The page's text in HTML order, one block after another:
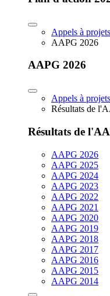
Appels à projets
AAPG 2026
AAPG 2026
Appels à projets
Résultats de
Résultats de
AAPG 2026
AAPG 2025
AAPG 2024
AAPG 2023
AAPG 2022
AAPG 2021
AAPG 2020
AAPG 2019
AAPG 2018
AAPG 2017
AAPG 2016
AAPG 2015
AAPG 2014